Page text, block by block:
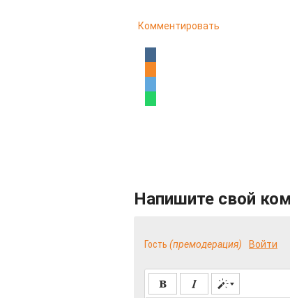
Комментировать
Напишите свой
Гость (премодерация) Войти